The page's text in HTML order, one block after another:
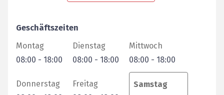
Geschäftszeiten
Montag
08:00 - 18:00
Dienstag
08:00 - 18:00
Mittwoch
08:00 - 18:00
Donnerstag
Freitag
Samstag